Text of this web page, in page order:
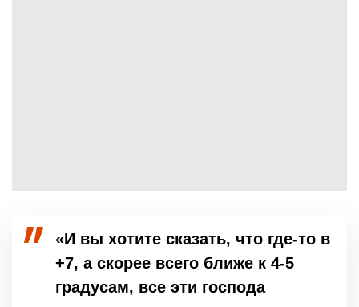
«И вы хотите сказать, что где-то в
+7, а скорее всего ближе к 4-5
градусам, все эти господа